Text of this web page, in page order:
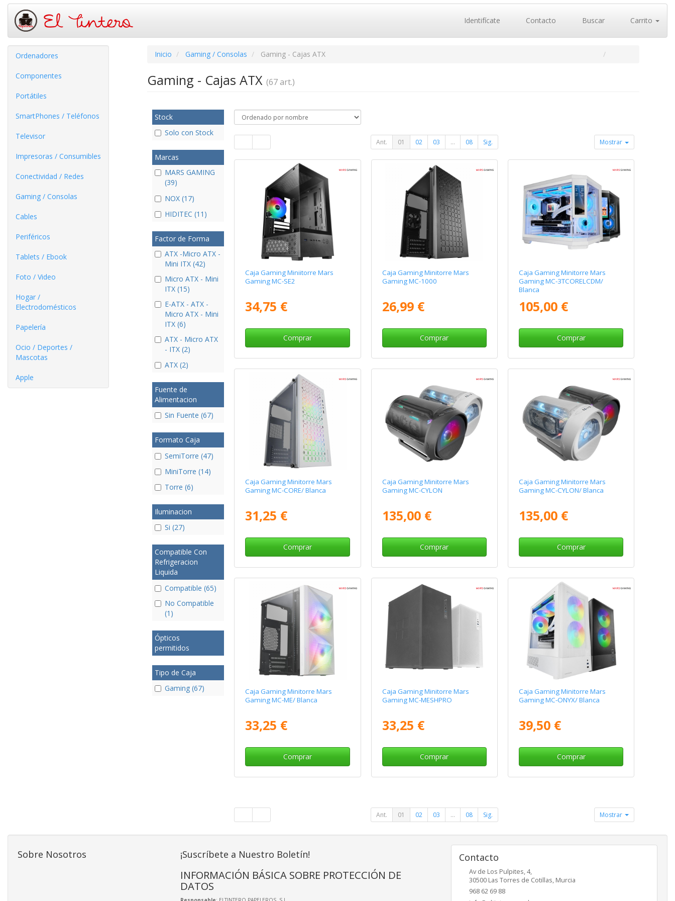
Identifícate Contacto Buscar Carrito
Ordenadores
Componentes
Portátiles
SmartPhones / Teléfonos
Televisor
Impresoras / Consumibles
Conectividad / Redes
Gaming / Consolas
Cables
Periféricos
Tablets / Ebook
Foto / Video
Hogar /
Electrodomésticos
Papelería
Ocio / Deportes /
Mascotas
Apple
Inicio Gaming / Consolas Gaming - Cajas ATX
Gaming - Cajas ATX (67 art.)
Stock
Solo con Stock
Marcas
MARS GAMING
(39)
NOX (17)
HIDITEC (11)
Factor de Forma
ATX -Micro ATX -
Mini ITX (42)
Micro ATX - Mini
ITX (15)
E-ATX - ATX -
Micro ATX - Mini
ITX (6)
ATX - Micro ATX
- ITX (2)
ATX (2)
Fuente de
Alimentacion
Sin Fuente (67)
Formato Caja
SemiTorre (47)
MiniTorre (14)
Torre (6)
Iluminacion
Si (27)
Compatible Con
Refrigeracion
Liquida
Compatible (65)
No Compatible
(1)
Ópticos
permitidos
Tipo de Caja
Gaming (67)
Ant. 01 02 03 ... 08 Sig. Mostrar
Caja Gaming Miniitorre Mars
Gaming MC-SE2
34,75 €
Comprar
Caja Gaming Minitorre Mars
Gaming MC-1000
26,99 €
Comprar
Caja Gaming Minitorre Mars
Gaming MC-3TCORELCDM/
Blanca
105,00 €
Comprar
Caja Gaming Minitorre Mars
Gaming MC-CORE/ Blanca
31,25 €
Comprar
Caja Gaming Minitorre Mars
Gaming MC-CYLON
135,00 €
Comprar
Caja Gaming Minitorre Mars
Gaming MC-CYLON/ Blanca
135,00 €
Comprar
Caja Gaming Minitorre Mars
Gaming MC-ME/ Blanca
33,25 €
Comprar
Caja Gaming Minitorre Mars
Gaming MC-MESHPRO
33,25 €
Comprar
Caja Gaming Minitorre Mars
Gaming MC-ONYX/ Blanca
39,50 €
Comprar
Ant. 01 02 03 ... 08 Sig. Mostrar
Sobre Nosotros ¡Suscríbete a Nuestro Boletín!
INFORMACIÓN BÁSICA SOBRE PROTECCIÓN DE
DATOS
Contacto
Av de Los Pulpites, 4,
30500 Las Torres de Cotillas, Murcia
968 62 69 88